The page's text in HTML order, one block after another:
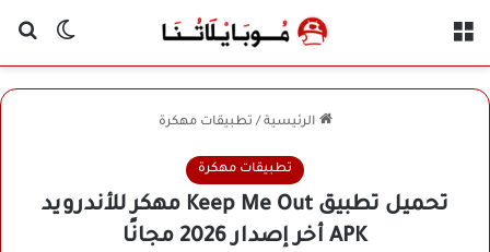
الوضع
الرئيسية / تطبيقات مهكرة
تطبيقات مهكرة
تحميل تطبيق Keep Me Out مهكر للأندرويد
APK أخر إصدار 2026 مجانًا